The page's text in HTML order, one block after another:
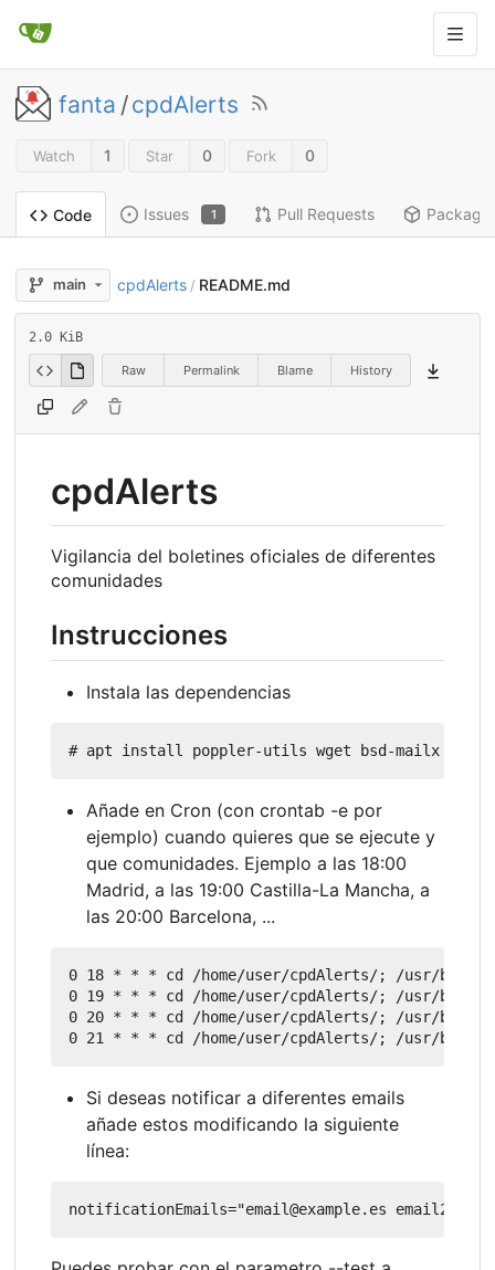
fanta /cpdAlerts
Watch 1 Star 0 Fork 0
Code Issues 1 Pull Requests
main cpdAlerts / README.md
2.0 KiB
Raw Permalink Blame History
cpdAlerts
Vigilancia del boletines oficiales de diferentes
comunidades
Instrucciones
Instala las dependencias
Añade en Cron (con crontab -e por
ejemplo) cuando quieres que se ejecute y
que comunidades. Ejemplo a las 18:00
Madrid, a las 19:00 Castilla-La Mancha, a
las 20:00 Barcelona, ...
0 18 * * * cd /home/user/cpdAlerts/; /usr/bin/
0 19 * * * cd /home/user/cpdAlerts/; /usr/bin/
0 20 * * * cd /home/user/cpdAlerts/; /usr/bin/
Si deseas notificar a diferentes emails
añade estos modificando la siguiente
línea: